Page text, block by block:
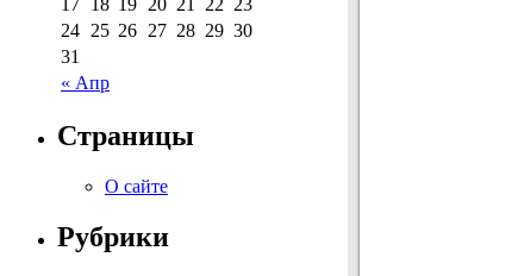
« Апр
24 25 26 27 28 29 30
31
Страницы
О сайте
Рубрики